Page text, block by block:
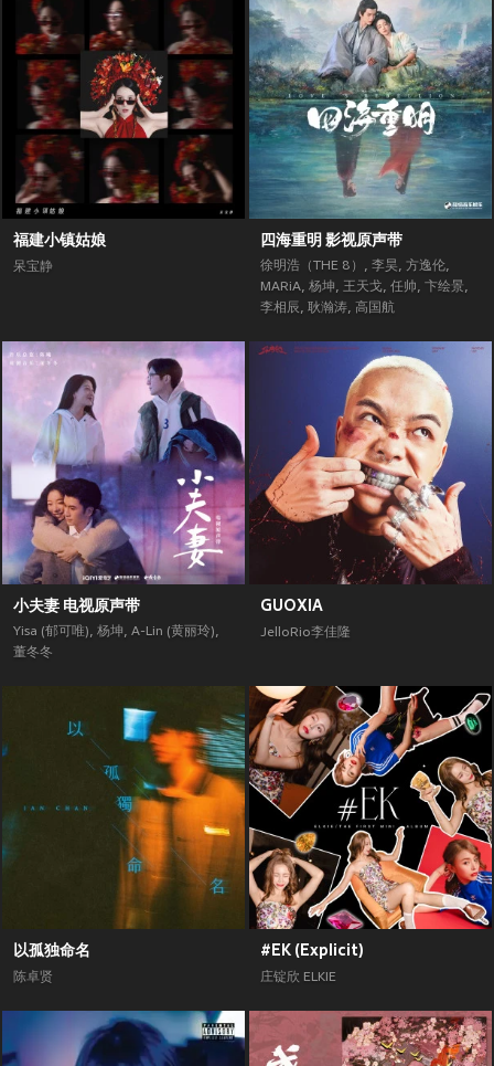
福建小镇姑娘
呆宝静
四海重明 影视原声带
徐明浩（THE 8） , 李昊, 方逸伦,
MARiA, 杨坤, 王天戈, 任帅, 卞绘景,
李相辰, 耿瀚涛, 高国航
小夫妻 电视原声带
Yisa (郁可唯), 杨坤, A-Lin (黄丽玲),
董冬冬
GUOXIA
JelloRio李佳隆
以孤独命名
陈卓贤
#EK (Explicit)
庄锭欣 ELKIE